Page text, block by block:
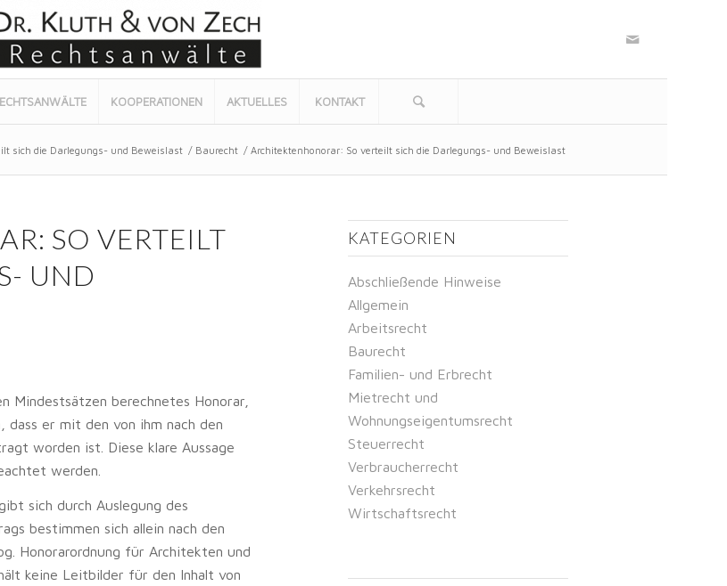
KOOPERATIONEN AKTUELLES KONTAKT
sich die Darlegungs- und Beweislast / Baurecht / Architektenhonorar: So verteilt sich die Darlegungs- und Beweislast
SO VERTEILT
UND
Mindestsätzen berechnetes Honorar,
dass er mit den von ihm nach den
worden ist. Diese klare Aussage
werden.
sich durch Auslegung des
bestimmen sich allein nach den
Honorarordnung für Architekten und
keine Leitbilder für den Inhalt von
KATEGORIEN
Abschließende Hinweise
Allgemein
Arbeitsrecht
Baurecht
Familien- und Erbrecht
Mietrecht und
Wohnungseigentumsrecht
Steuerrecht
Verbraucherrecht
Verkehrsrecht
Wirtschaftsrecht